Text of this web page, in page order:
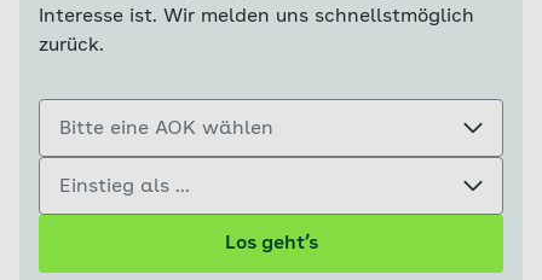
Interesse ist. Wir melden uns schnellstmöglich
zurück.
Los geht’s